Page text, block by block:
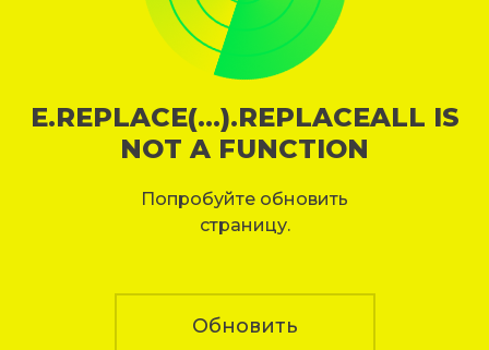
E.REPLACE(...).REPLACEALL IS
NOT A FUNCTION
Попробуйте обновить
страницу.
Обновить